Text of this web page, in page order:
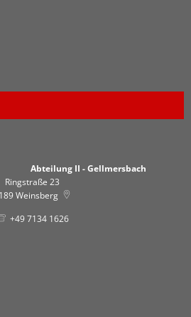
II - Gellmersbach
Ringstraße 23
Weinsberg
+49 7134 1626